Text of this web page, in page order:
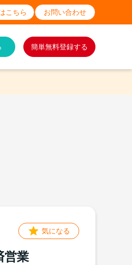
こちら お問い合わせ
簡単無料登録する
気になる
営業